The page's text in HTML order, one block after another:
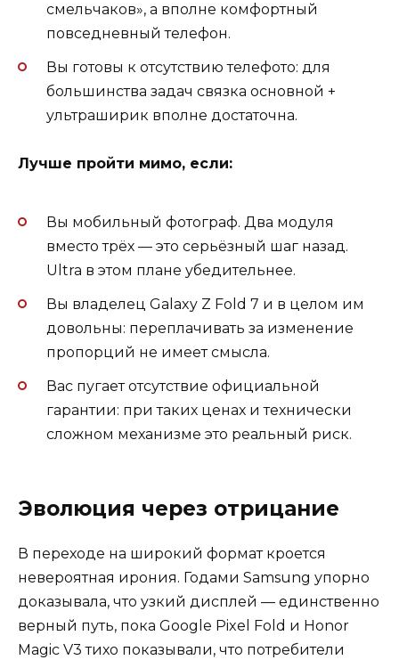
смельчаков», а вполне комфортный
повседневный телефон.
Вы готовы к отсутствию телефото: для
большинства задач связка основной +
ультраширик вполне достаточна.
Лучше пройти мимо, если:
Вы мобильный фотограф. Два модуля
вместо трёх — это серьёзный шаг назад.
Ultra в этом плане убедительнее.
Вы владелец Galaxy Z Fold 7 и в целом им
довольны: переплачивать за изменение
пропорций не имеет смысла.
Вас пугает отсутствие официальной
гарантии: при таких ценах и технически
сложном механизме это реальный риск.
Эволюция через отрицание
В переходе на широкий формат кроется
невероятная ирония. Годами Samsung упорно
доказывала, что узкий дисплей — единственно
верный путь, пока Google Pixel Fold и Honor
Magic V3 тихо показывали, что потребители